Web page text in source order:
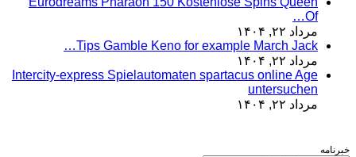
Of…
مرداد ۲۲, ۱۴۰۴
Tips Gamble Keno for example March Jack…
مرداد ۲۲, ۱۴۰۴
Intercity-express Spielautomaten spartacus online Age
untersuchen
مرداد ۲۲, ۱۴۰۴
خبرنامه